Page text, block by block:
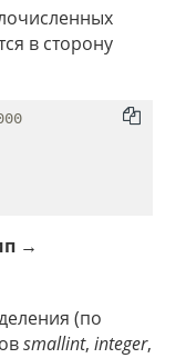
в сторону
→
(по
smallint, integer,